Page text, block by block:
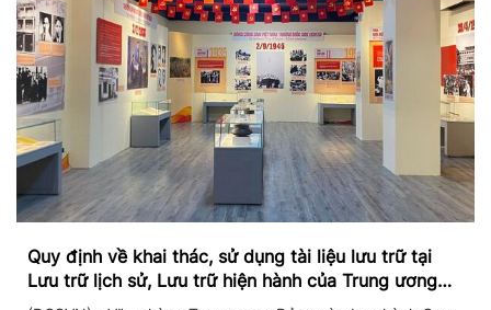
Quy định về khai thác, sử dụng tài liệu lưu trữ tại
Lưu trữ lịch sử, Lưu trữ hiện hành của Trung ương
Đảng và Văn phòng Trung ương Đảng